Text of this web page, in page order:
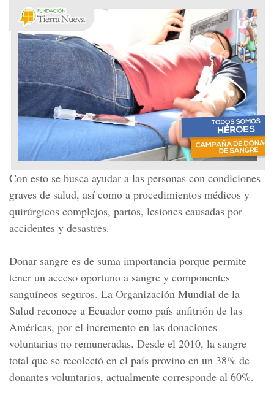
Con esto se busca ayudar a las personas con condiciones
graves de salud, así como a procedimientos médicos y
quirúrgicos complejos, partos, lesiones causadas por
accidentes y desastres.
Donar sangre es de suma importancia porque permite
tener un acceso oportuno a sangre y componentes
sanguíneos seguros. La Organización Mundial de la
Salud reconoce a Ecuador como país anfitrión de las
Américas, por el incremento en las donaciones
voluntarias no remuneradas. Desde el 2010, la sangre
total que se recolectó en el país provino en un 38% de
donantes voluntarios, actualmente corresponde al 60%.